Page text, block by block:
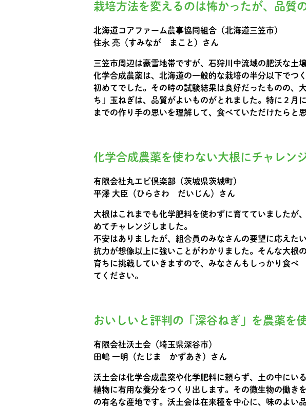
栽培方法を変えるのは怖かったが、品質
北海道コアファーム農事協同組合（北海道三笠市）
住永 亮（すみなが まこと）さん
三笠市周辺は豪雪地帯ですが、石狩川中流域の肥沃な土
化学合成農薬は、北海道の一般的な栽培の半分以下でつ
初めてでした。その時の試験結果は良好だったものの、
ち」玉ねぎは、品質がよいものがとれました。特に２月
までの作り手の思いを理解して、食べていただけたらと思
化学合成農薬を使わない大根にチャレン
有限会社丸エビ倶楽部（茨城県茨城町）
平澤 大臣（ひらさわ だいじん）さん
大根はこれまでも化学肥料を使わずに育てていましたが
めてチャレンジしました。
不安はありましたが、組合員のみなさんの要望に応えた
抗力が想像以上に強いことがわかりました。そんな大根
育ちに挑戦していきますので、みなさんもしっかり食べ
てください。
おいしいと評判の「深谷ねぎ」を農薬を
有限会社沃土会（埼玉県深谷市）
田嶋 一明（たじま かずあき）さん
沃土会は化学合成農薬や化学肥料に頼らず、土の中にい
植物に有用な養分をつくり出します。その微生物の働き
の有名な産地です。沃土会は在来種を中心に、味のよい